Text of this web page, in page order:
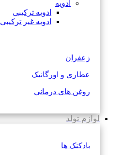
ادویه
ادویه ترکیبی
ادویه غیر ترکیبی
زعفران
عطاری و اورگانیک
روغن های درمانی
لوازم تولد
بادکنک ها